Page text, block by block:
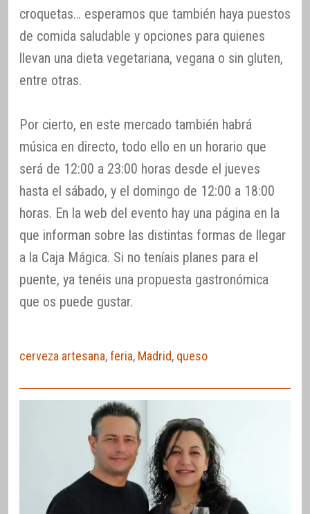
croquetas… esperamos que también haya puestos
de comida saludable y opciones para quienes
llevan una dieta vegetariana, vegana o sin gluten,
entre otras.
Por cierto, en este mercado también habrá
música en directo, todo ello en un horario que
será de 12:00 a 23:00 horas desde el jueves
hasta el sábado, y el domingo de 12:00 a 18:00
horas. En la web del evento hay una página en la
que informan sobre las distintas formas de llegar
a la Caja Mágica. Si no teníais planes para el
puente, ya tenéis una propuesta gastronómica
que os puede gustar.
cerveza artesana,feria, Madrid, queso